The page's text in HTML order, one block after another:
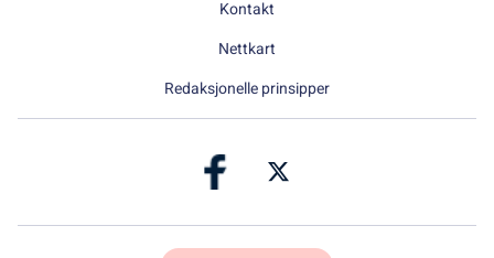
Kontakt
Nettkart
Redaksjonelle prinsipper